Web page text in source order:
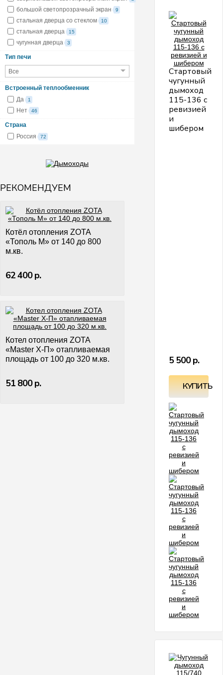
большой светопрозрачный экран 9
стальная дверца со стеклом 10
стальная дверца 15
чугунная дверца 3
Тип печи
Все
Встроенный теплообменник
Да
1
Нет 46
Страна
Россия
72
РЕКОМЕНДУЕМ
Котёл отопления ZOTA
«Тополь М» от 140 до 800
м.кв.
62 400 р.
Котел отопления ZOTA
«Master X-П» отапливаемая
площадь от 100 до 320 м.кв.
51 800 р.
Стартовый
чугунный
дымоход
115-136 с
ревизией
и
шибером
5 500 р.
КУПИТЬ